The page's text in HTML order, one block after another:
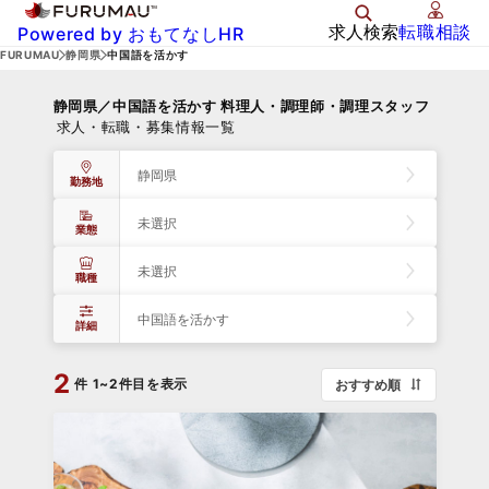
Powered by おもてなしHR 求人検索転職相談
FURUMAU 静岡県 中国語を活かす
静岡県／中国語を活かす 料理人・調理師・調理スタッフ
求人・転職・募集情報一覧
勤務地 静岡県
業態 未選択
職種 未選択
詳細 中国語を活かす
2 件 1~2件目を表示 おすすめ順